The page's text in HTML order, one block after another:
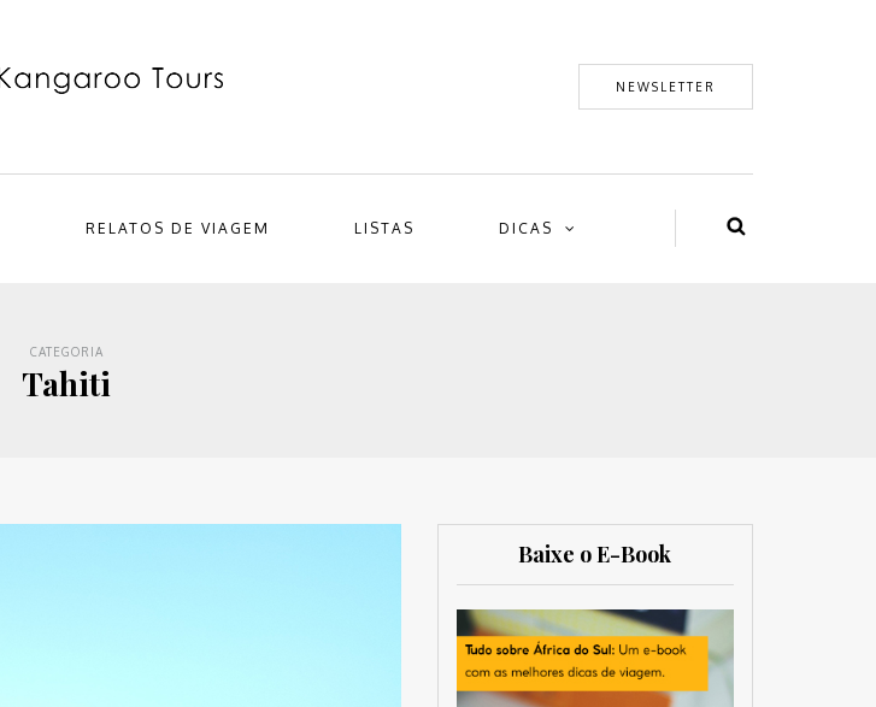
NEWSLETTER
RELATOS DE VIAGEM LISTAS DICAS
CATEGORIA
Tahiti
Baixe o E-Book